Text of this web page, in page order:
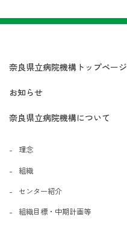
奈良県立病院機構トップページ
お知らせ
奈良県立病院機構について
理念
組織
センター紹介
組織目標・中期計画等